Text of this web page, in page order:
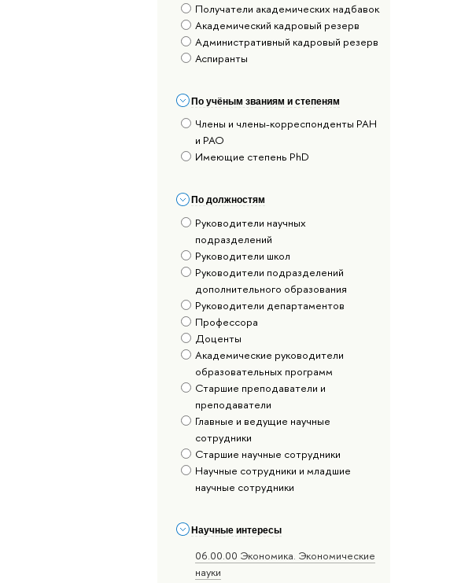
Получатели академических надбавок
Академический кадровый резерв
Административный кадровый резерв
Аспиранты
По учёным званиям и степеням
Члены и члены-корреспонденты РАН
и РАО
Имеющие степень PhD
По должностям
Руководители научных
подразделений
Руководители школ
Руководители подразделений
дополнительного образования
Руководители департаментов
Профессора
Доценты
Академические руководители
образовательных программ
Старшие преподаватели и
преподаватели
Главные и ведущие научные
сотрудники
Старшие научные сотрудники
Научные сотрудники и младшие
научные сотрудники
Научные интересы
06.00.00 Экономика. Экономические
науки